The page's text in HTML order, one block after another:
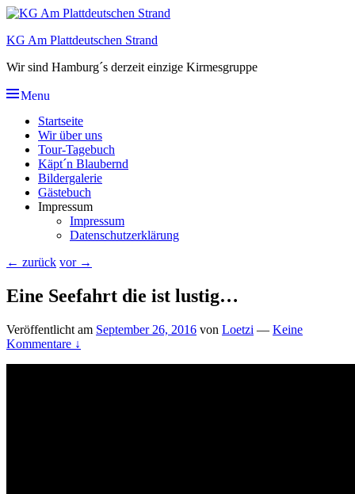
Skip
content
KG Am Plattdeutschen Strand
Wir sind Hamburg´s derzeit einzige Kirmesgruppe
Menu
Hauptmenü
Startseite
Wir über uns
Tour-Tagebuch
Käpt´n Blaubernd
Bildergalerie
Gästebuch
Impressum
Impressum
Datenschutzerklärung
Beitragsnavigation
← zurück vor →
Eine Seefahrt die ist lustig…
Veröffentlicht am September 26, 2016 von Loetzi — Keine
Kommentare ↓